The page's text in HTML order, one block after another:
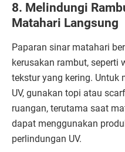
8. Melindungi
Matahari Langsung
Paparan sinar matahari
kerusakan rambut, seperti
tekstur yang kering. Untuk
UV, gunakan topi atau
ruangan, terutama saat
dapat menggunakan
perlindungan UV.